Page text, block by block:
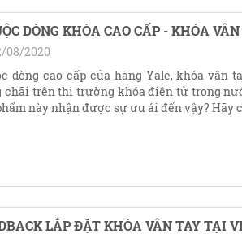
DÒNG KHÓA CAO CẤP - KHÓA
08/2020
dòng cao cấp của hãng Yale, khóa vân
chãi trên thị trường khóa điện tử trong
này nhận được sự ưu ái đến vậy?
LẮP ĐẶT KHÓA VÂN TAY TẠI